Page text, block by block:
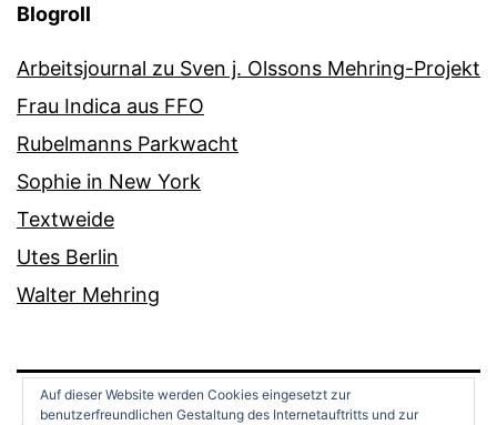
Blogroll
Arbeitsjournal zu Sven j. Olssons Mehring-Projekt
Frau Indica aus FFO
Rubelmanns Parkwacht
Sophie in New York
Textweide
Utes Berlin
Walter Mehring
Auf dieser Website werden Cookies eingesetzt zur
benutzerfreundlichen Gestaltung des Internetauftritts und zur